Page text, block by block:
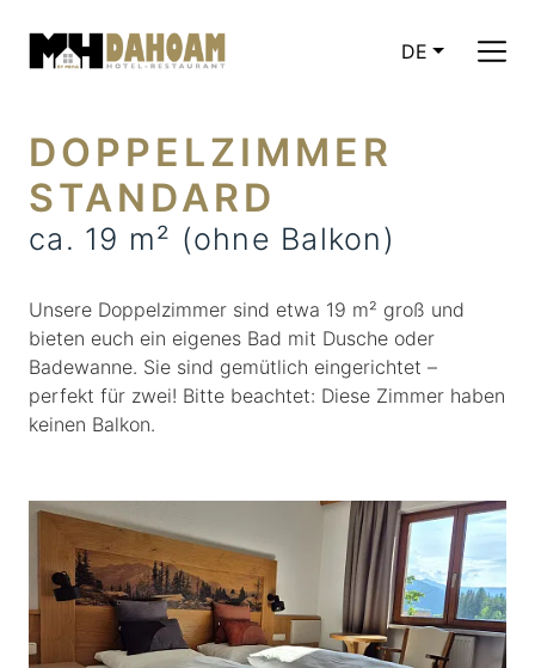
DE
CURRENT
DOPPELZIMMER
STANDARD
ca. 19 m² (ohne Balkon)
Unsere Doppelzimmer sind etwa 19 m² groß und
bieten euch ein eigenes Bad mit Dusche oder
Badewanne. Sie sind gemütlich eingerichtet –
perfekt für zwei! Bitte beachtet: Diese Zimmer haben
keinen Balkon.